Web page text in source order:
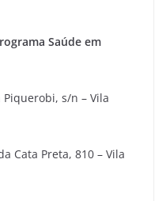
Saúde em
Piquerobi, s/n – Vila
Cata Preta, 810 – Vila